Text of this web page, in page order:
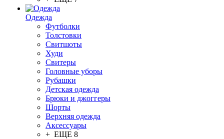
Одежда
Футболки
Толстовки
Свитшоты
Худи
Свитеры
Головные уборы
Рубашки
Детская одежда
Брюки и джоггеры
Шорты
Верхняя одежда
Аксессуары
+ ЕЩЕ 8